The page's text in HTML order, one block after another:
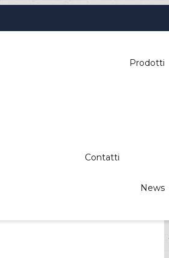
Prodotti
Contatti
News
industriale,